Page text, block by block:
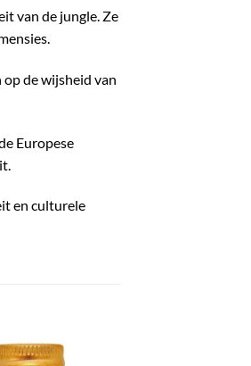
van de jungle. Ze
de wijsheid van
Europese
en culturele